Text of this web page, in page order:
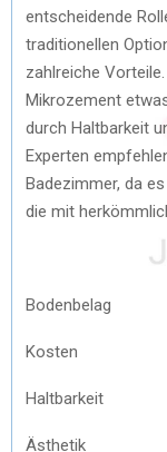
entscheidende
traditionellen
zahlreiche
Mikrozement
durch Haltbarkeit
Experten
Badezimmer, da
die mit
Bodenbelag
Kosten
Haltbarkeit
Ästhetik